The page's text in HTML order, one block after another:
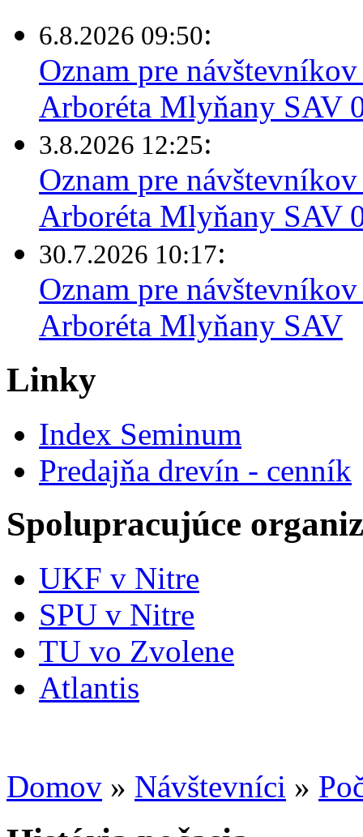
6.8.2026 09:50:
Oznam pre
Arboréta Mlyňany SAV
3.8.2026 12:25:
Oznam pre
Arboréta Mlyňany SAV
30.7.2026 10:17:
Oznam pre
Arboréta Mlyňany SAV
Linky
Index Seminum
Predajňa drevín - cenník
Spolupracujúce
UKF v Nitre
SPU v Nitre
TU vo Zvolene
Atlantis
Domov » Návštevníci »